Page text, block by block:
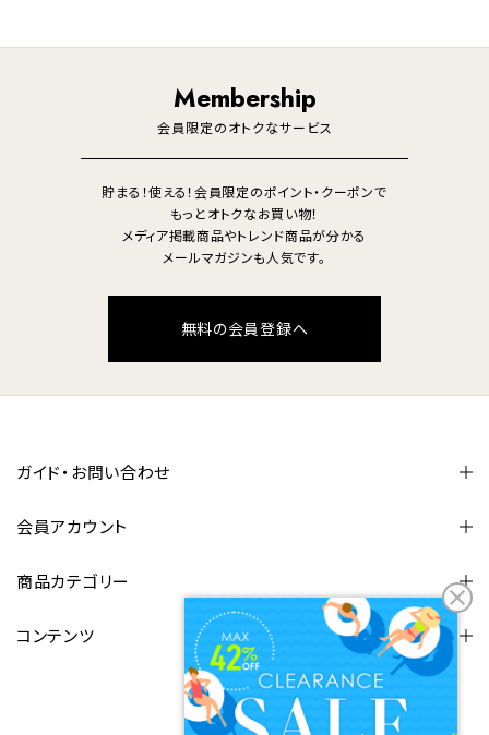
調理家電 生活家電
Membership
会員限定のオトクなサービス
貯まる！使える！会員限定のポイント・クーポンで
もっとオトクなお買い物！
メディア掲載商品やトレンド商品が分かる
メールマガジンも人気です。
無料の会員登録へ
ガイド・お問い合わせ
会員アカウント
商品カテゴリー
コンテンツ
FOLLOW US